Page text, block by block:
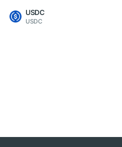
USDC
USDC